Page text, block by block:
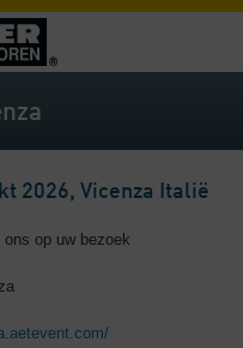
2026, Vicenza Italië
op uw bezoek